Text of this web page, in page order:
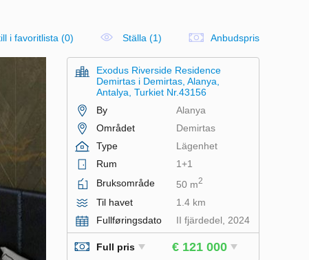
i favoritlista (0) Ställa (1) Anbudspris
Exodus Riverside Residence
Demirtas i Demirtas, Alanya,
Antalya, Turkiet Nr.43156
By
Alanya
Området
Demirtas
Type
Lägenhet
Rum
1+1
Bruksområde
50 m2
Til havet
1.4 km
Fullføringsdato
II fjärdedel, 2024
Full pris € 121 000